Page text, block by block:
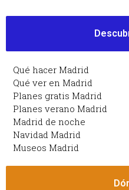
Qué hacer Madrid
Qué ver en Madrid
Planes gratis Madrid
Planes verano Madrid
Madrid de noche
Navidad Madrid
Museos Madrid